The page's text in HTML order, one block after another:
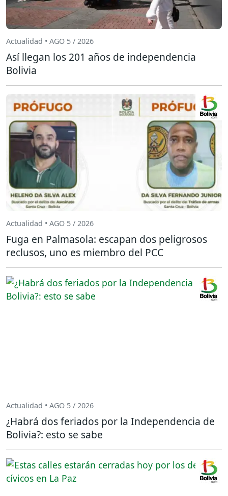
Actualidad • AGO 5 / 2026
Así llegan los 201 años de independencia
Bolivia
Actualidad • AGO 5 / 2026
Fuga en Palmasola: escapan dos peligrosos
reclusos, uno es miembro del PCC
Actualidad • AGO 5 / 2026
¿Habrá dos feriados por la Independencia de
Bolivia?: esto se sabe